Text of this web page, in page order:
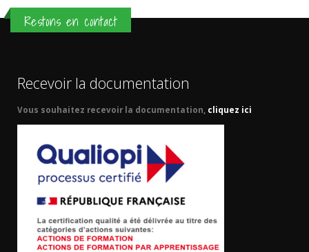
Restons en contact
Recevoir la documentation
Vous souhaitez recevoir la documentation, cliquez ici